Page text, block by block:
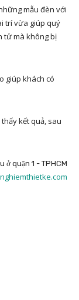
mẫu đèn với
trí vừa giúp quý
tử mà không bị
giúp khách có
kết quả, sau